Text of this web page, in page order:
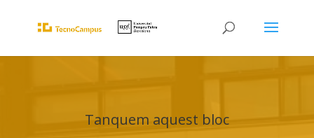
Tanquem aquest bloc